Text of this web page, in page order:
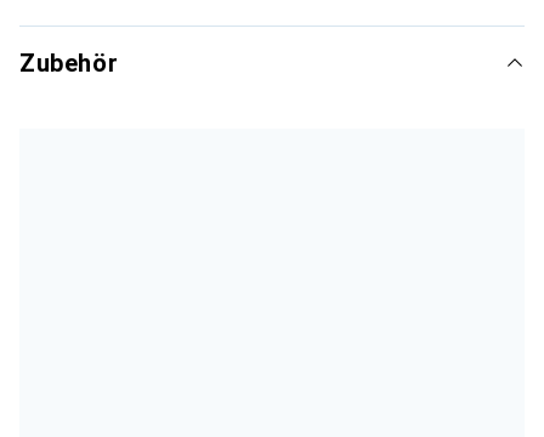
Zubehör